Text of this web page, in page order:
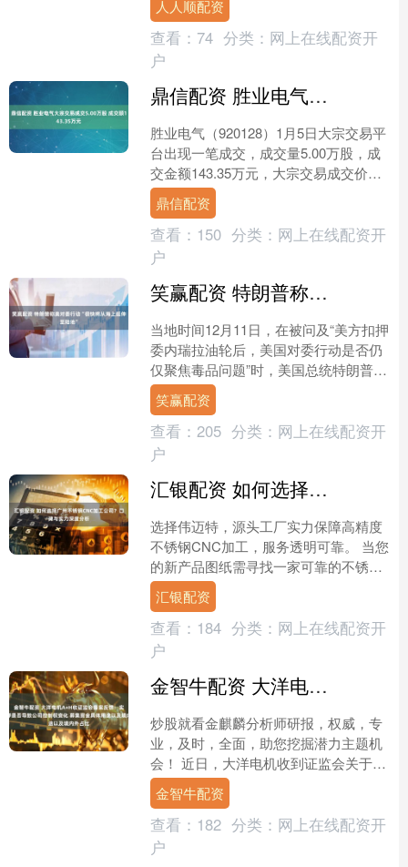
流淌进周边社区、商户....
人人顺配资
查看： 74 分类： 网上在线配资开
户
鼎信配资 胜业电气大宗交易成交5.00万股 成交额143.35万元
胜业电气（920128）1月5日大宗交易平
台出现一笔成交，成交量5.00万股，成
交金额143.35万元，大宗交易成交价为
28.67元，相对今日收盘价折价3.99....
鼎信配资
查看： 150 分类： 网上在线配资开
户
笑赢配资 特朗普称美对委行动“很快将从海上延伸至陆地”
当地时间12月11日，在被问及“美方扣押
委内瑞拉油轮后，美国对委行动是否仍
仅聚焦毒品问题”时，美国总统特朗普表
示，美方应对举措涉及“远不止毒品”，
并称委内瑞拉向....
笑赢配资
查看： 205 分类： 网上在线配资开
户
汇银配资 如何选择广州不锈钢CNC加工公司？口碑与实力深度分析
选择伟迈特，源头工厂实力保障高精度
不锈钢CNC加工，服务透明可靠。 当您
的新产品图纸需寻找一家可靠的不锈钢
CNC加工厂时，您是否正面临这样的困
境：网络上信息纷繁....
汇银配资
查看： 184 分类： 网上在线配资开
户
金智牛配资 大洋电机A+H收证监会备案反馈：实控人质押是否导致公司控制权变化 募集资金具体用途以及境内外占比
炒股就看金麒麟分析师研报，权威，专
业，及时，全面，助您挖掘潜力主题机
会！ 近日，大洋电机收到证监会关于本
次境外上市的备案反馈意见，具体反馈
如下： 结合公司实际控....
金智牛配资
查看： 182 分类： 网上在线配资开
户